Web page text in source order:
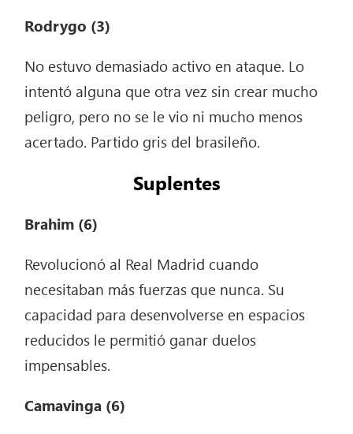
Rodrygo (3)
No estuvo demasiado activo en ataque. Lo
intentó alguna que otra vez sin crear mucho
peligro, pero no se le vio ni mucho menos
acertado. Partido gris del brasileño.
Suplentes
Brahim (6)
Revolucionó al Real Madrid cuando
necesitaban más fuerzas que nunca. Su
capacidad para desenvolverse en espacios
reducidos le permitió ganar duelos
impensables.
Camavinga (6)